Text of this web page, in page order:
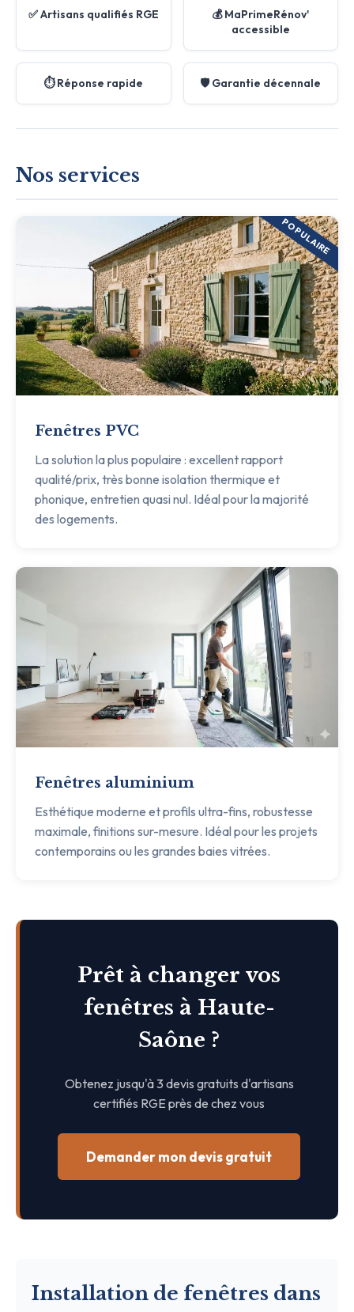
✅ Artisans qualifiés RGE
💰 MaPrimeRénov'
accessible
⏱️ Réponse rapide 🛡️ Garantie décennale
Nos services
POPULAIRE
Fenêtres PVC
La solution la plus populaire : excellent rapport
qualité/prix, très bonne isolation thermique et
phonique, entretien quasi nul. Idéal pour la majorité
des logements.
Fenêtres aluminium
Esthétique moderne et profils ultra-fins, robustesse
maximale, finitions sur-mesure. Idéal pour les projets
contemporains ou les grandes baies vitrées.
Prêt à changer vos
fenêtres à Haute-
Saône ?
Obtenez jusqu'à 3 devis gratuits d'artisans
certifiés RGE près de chez vous
Demander mon devis gratuit
Installation de fenêtres dans